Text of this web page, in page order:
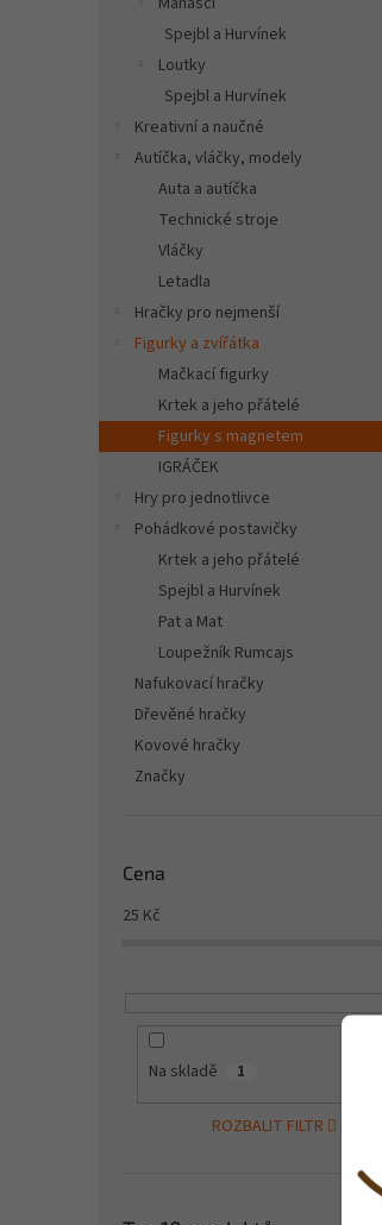
Spejbl a Hurvínek
Loutky
Spejbl a Hurvínek
Kreativní a naučné
Autíčka, vláčky, modely
Auta a autíčka
Technické stroje
Vláčky
Letadla
Hračky pro nejmenší
Figurky a zvířátka
Mačkací figurky
Krtek a jeho přátelé
Figurky s magnetem
IGRÁČEK
Hry pro jednotlivce
Pohádkové postavičky
Krtek a jeho přátelé
Spejbl a Hurvínek
Pat a Mat
Loupežník Rumcajs
Nafukovací hračky
Dřevěné hračky
Kovové hračky
Značky
Cena
25 Kč
Na skladě 1
ROZBALIT FILTR